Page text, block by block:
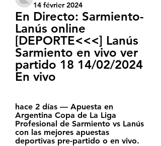
14 février 2024
En Directo: Sarmiento-
Lanús online
[DEPORTE<<<] Lanús
Sarmiento en vivo ver
partido 18 14/02/2024
En vivo
hace 2 días — Apuesta en
Argentina Copa de La Liga
Profesional de Sarmiento vs Lanús
con las mejores apuestas
deportivas pre-partido o en vivo.